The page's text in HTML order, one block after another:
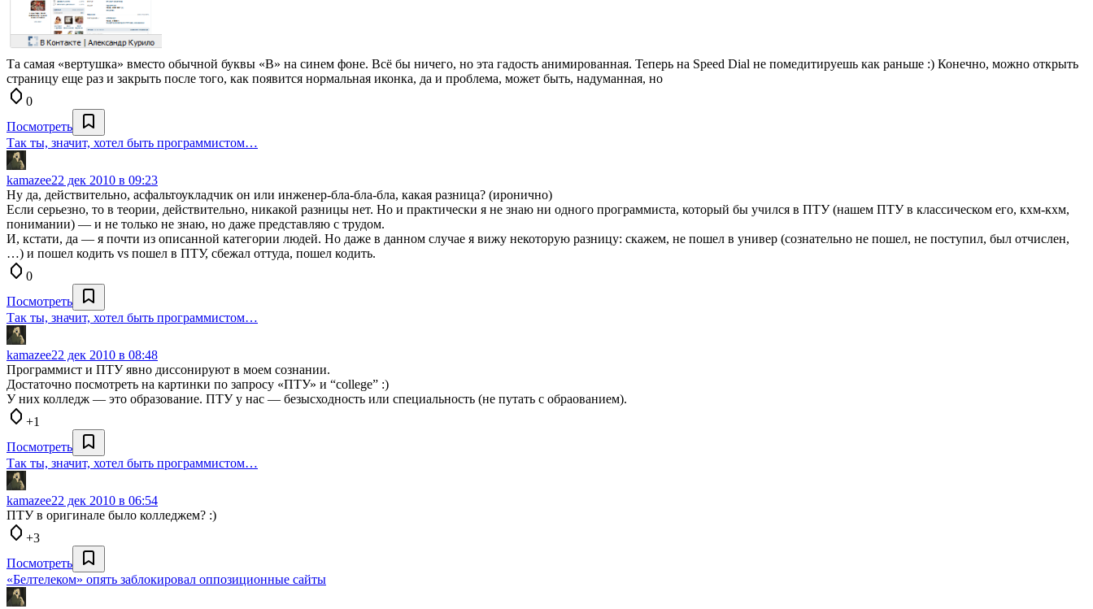
Та самая «вертушка» вместо обычной буквы «В» на синем фоне. Всё бы ничего, но эта гадость анимированная. Теперь на Speed Dial не помедитируешь как раньше :) Конечно, можно открыть
страницу еще раз и закрыть после того, как появится нормальная иконка, да и проблема, может быть, надуманная, но
0
Посмотреть
Так ты, значит, хотел быть программистом…
kamazee22 дек 2010 в 09:23
Ну да, действительно, асфальтоукладчик он или инженер-бла-бла-бла, какая разница? (иронично)
Если серьезно, то в теории, действительно, никакой разницы нет. Но и практически я не знаю ни одного программиста, который бы учился в ПТУ (нашем ПТУ в классическом его, кхм-кхм,
понимании) — и не только не знаю, но даже представляю с трудом.
И, кстати, да — я почти из описанной категории людей. Но даже в данном случае я вижу некоторую разницу: скажем, не пошел в универ (сознательно не пошел, не поступил, был отчислен,
…) и пошел кодить vs пошел в ПТУ, сбежал оттуда, пошел кодить.
0
Посмотреть
Так ты, значит, хотел быть программистом…
kamazee22 дек 2010 в 08:48
Программист и ПТУ явно диссонируют в моем сознании.
Достаточно посмотреть на картинки по запросу «ПТУ» и “college” :)
У них колледж — это образование. ПТУ у нас — безысходность или специальность (не путать с обраованием).
+1
Посмотреть
Так ты, значит, хотел быть программистом…
kamazee22 дек 2010 в 06:54
ПТУ в оригинале было колледжем? :)
+3
Посмотреть
«Белтелеком» опять заблокировал оппозиционные сайты